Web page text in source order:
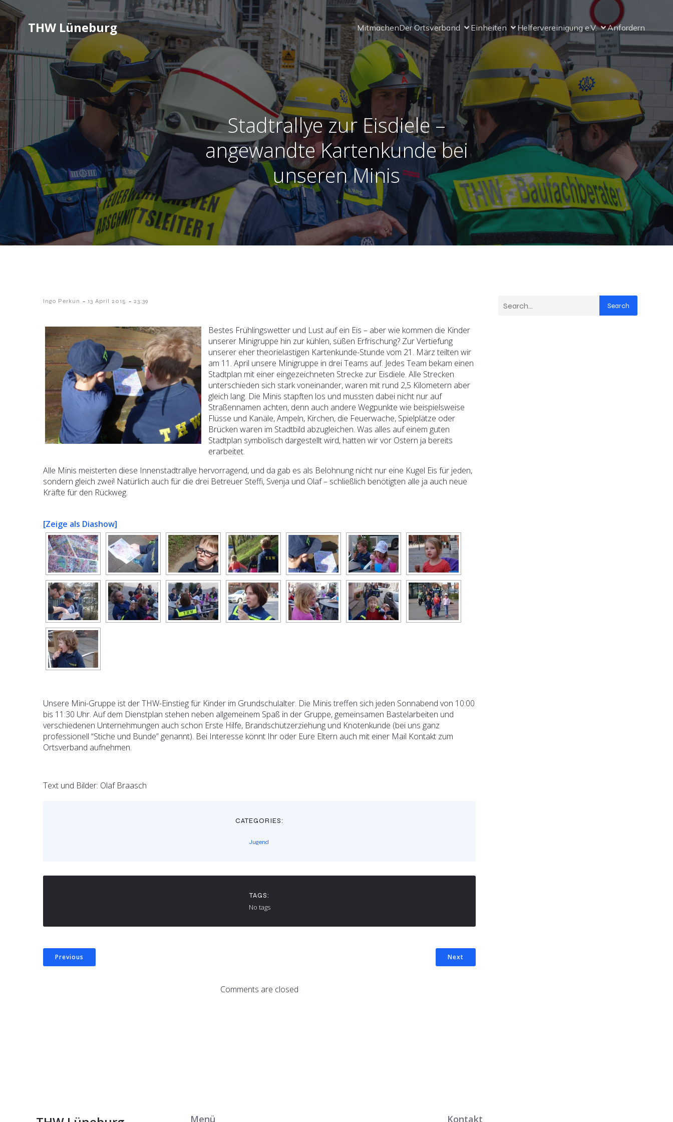
THW Lüneburg MitmachenDer Ortsverband Einheiten Helfervereinigung e.V. Anfordern
Stadtrallye zur Eisdiele –
angewandte Kartenkunde bei
unseren Minis
Ingo Perkun - 13 April 2015 - 23:39
Bestes Frühlingswetter und Lust auf ein Eis – aber wie kommen die Kinder
unserer Minigruppe hin zur kühlen, süßen Erfrischung? Zur Vertiefung
unserer eher theorielastigen Kartenkunde-Stunde vom 21. März teilten wir
am 11. April unsere Minigruppe in drei Teams auf. Jedes Team bekam einen
Stadtplan mit einer eingezeichneten Strecke zur Eisdiele. Alle Strecken
unterschieden sich stark voneinander, waren mit rund 2,5 Kilometern aber
gleich lang. Die Minis stapften los und mussten dabei nicht nur auf
Straßennamen achten, denn auch andere Wegpunkte wie beispielsweise
Flüsse und Kanäle, Ampeln, Kirchen, die Feuerwache, Spielplätze oder
Brücken waren im Stadtbild abzugleichen. Was alles auf einem guten
Stadtplan symbolisch dargestellt wird, hatten wir vor Ostern ja bereits
erarbeitet.
Alle Minis meisterten diese Innenstadtrallye hervorragend, und da gab es als Belohnung nicht nur eine Kugel Eis für jeden,
sondern gleich zwei! Natürlich auch für die drei Betreuer Steffi, Svenja und Olaf – schließlich benötigten alle ja auch neue
Kräfte für den Rückweg.
[Zeige als Diashow]
Unsere Mini-Gruppe ist der THW-Einstieg für Kinder im Grundschulalter. Die Minis treffen sich jeden Sonnabend von 10:00
bis 11:30 Uhr. Auf dem Dienstplan stehen neben allgemeinem Spaß in der Gruppe, gemeinsamen Bastelarbeiten und
verschiedenen Unternehmungen auch schon Erste Hilfe, Brandschutzerziehung und Knotenkunde (bei uns ganz
professionell “Stiche und Bunde” genannt). Bei Interesse könnt Ihr oder Eure Eltern auch mit einer Mail Kontakt zum
Ortsverband aufnehmen.
Text und Bilder: Olaf Braasch
CATEGORIES:
Jugend
TAGS:
No tags
Previous Next
Comments are closed
Search
Menü Kontakt